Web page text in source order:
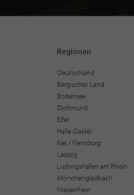
Regionen
Deutschland
Bergisches Land
Bodensee
Dortmund
Eifel
Halle (Saale)
Kiel / Flensburg
Leipzig
Ludwigshafen am Rhein
Mönchengladbach
Niederrhein